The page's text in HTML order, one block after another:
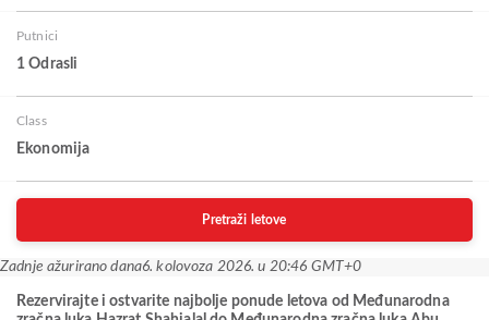
Putnici
1 Odrasli
Class
Ekonomija
Pretraži letove
Zadnje ažurirano dana6. kolovoza 2026. u 20:46 GMT+0
Rezervirajte i ostvarite najbolje ponude letova od Međunarodna